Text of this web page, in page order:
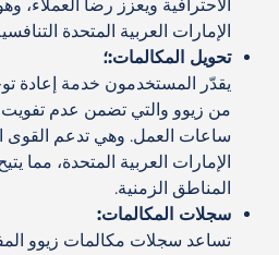
الاحترافية ويعزز رضا
الإمارات العربية المتحدة
تحويل المكالمات:؛
يقدّر المستخدمون خدمة إعادة
من زيوو والتي تضمن عدم
ساعات العمل. وهي تدعم القوى
الإمارات العربية المتحدة، مما
المناطق الزمنية.
سجلات المكالمات:
تساعد سجلات مكالمات زيوو